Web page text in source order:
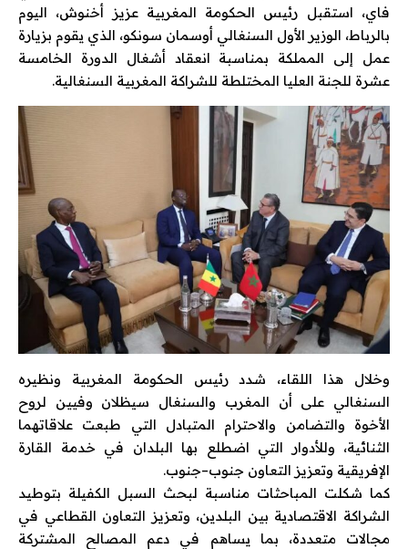
فاي، استقبل رئيس الحكومة المغربية عزيز أخنوش، اليوم
بالرباط، الوزير الأول السنغالي أوسمان سونكو، الذي يقوم بزيارة
عمل إلى المملكة بمناسبة انعقاد أشغال الدورة الخامسة
عشرة للجنة العليا المختلطة للشراكة المغربية السنغالية.
وخلال هذا اللقاء، شدد رئيس الحكومة المغربية ونظيره
السنغالي على أن المغرب والسنغال سيظلان وفيين لروح
الأخوة والتضامن والاحترام المتبادل التي طبعت علاقاتهما
الثنائية، وللأدوار التي اضطلع بها البلدان في خدمة القارة
الإفريقية وتعزيز التعاون جنوب–جنوب.
كما شكلت المباحثات مناسبة لبحث السبل الكفيلة بتوطيد
الشراكة الاقتصادية بين البلدين، وتعزيز التعاون القطاعي في
مجالات متعددة، بما يساهم في دعم المصالح المشتركة